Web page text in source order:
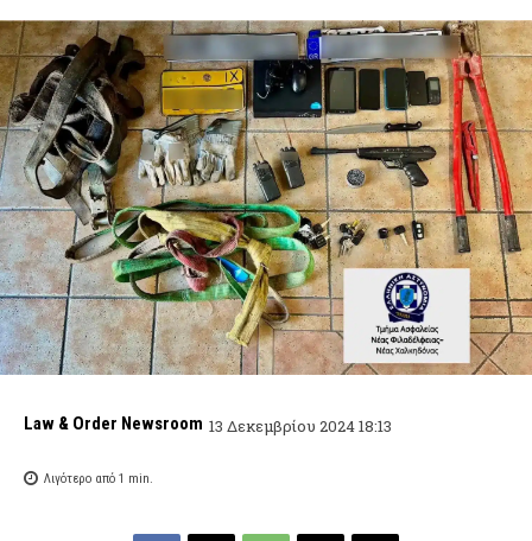
Law & Order Newsroom 13 Δεκεμβρίου 2024 18:13
Λιγότερο από 1 min.